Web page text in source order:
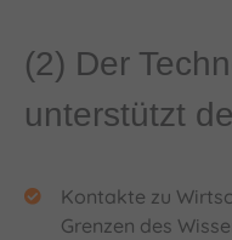
(2) Der
unterstützt
Kontakte zu
Grenzen des